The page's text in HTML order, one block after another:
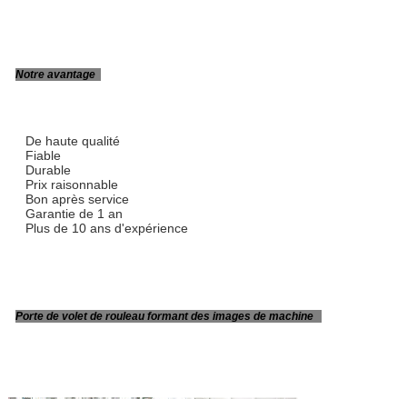
Notre avantage
De haute qualité
Fiable
Durable
Prix raisonnable
Bon après service
Garantie de 1 an
Plus de 10 ans d'expérience
Porte de volet de rouleau formant des images de machine